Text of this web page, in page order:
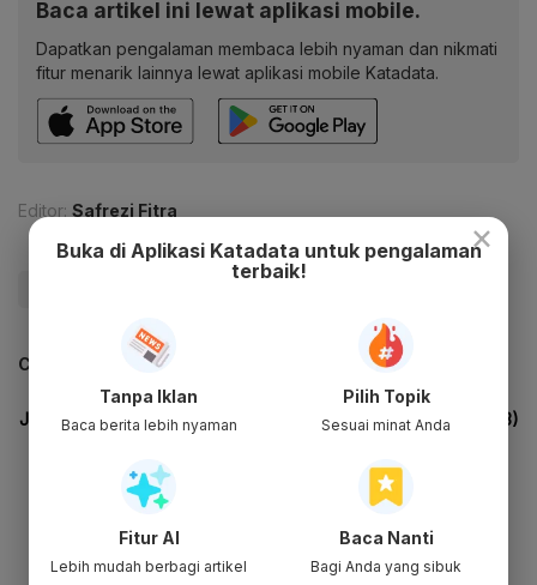
Baca artikel ini lewat aplikasi mobile.
Dapatkan pengalaman membaca lebih nyaman dan nikmati
fitur menarik lainnya lewat aplikasi mobile Katadata.
Editor: Safrezi Fitra
CEK JUGA DATA INI
×
Buka di Aplikasi Katadata untuk pengalaman
terbaik!
Tanpa Iklan
Baca berita lebih nyaman
Pilih Topik
Sesuai minat Anda
Fitur AI
Lebih mudah berbagi artikel
Baca Nanti
Bagi Anda yang sibuk